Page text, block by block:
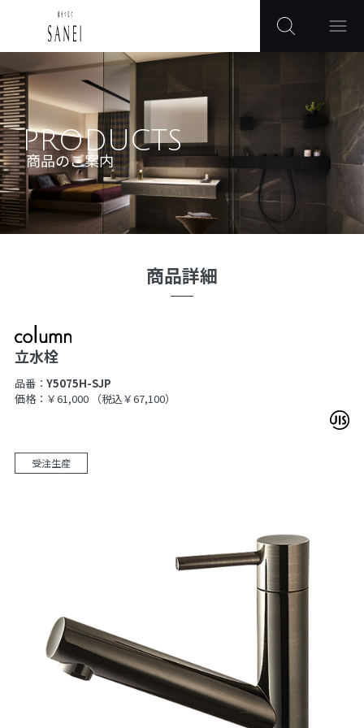
PRODUCTS
商品のご案内
商品詳細
立水栓
品番： Y5075H-SJP
価格：￥61,000
（税込￥67,100）
受注生産